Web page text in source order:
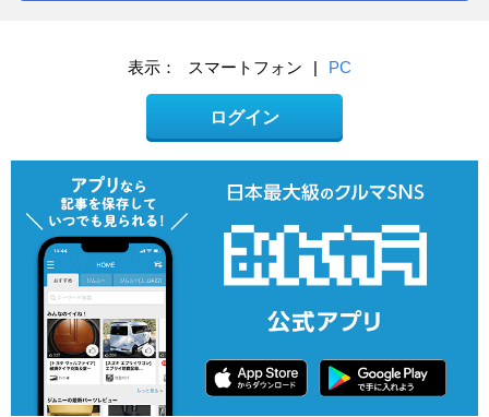
表示： スマートフォン | PC
ログイン